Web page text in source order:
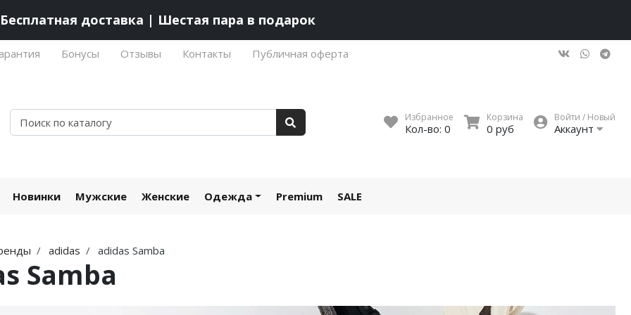
Бесплатная доставка | Шестая пара в подарок
Бонусы Отзывы Контакты Публичная оферта
Избранное
Кол-во: 0
Корзина
0 руб
Войти / Новый
Аккаунт
Новинки Мужские Женские Одежда Premium SALE
adidas adidas Samba
Samba